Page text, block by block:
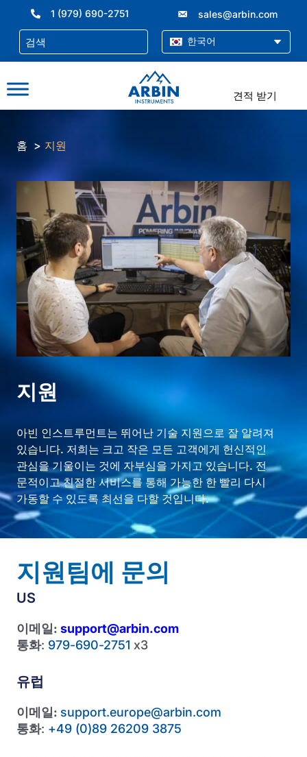
너
1 (979) 690-2751 sales@arbin.com
한국어
견적 받기
홈 지원
지원
아빈 인스트루먼트는 뛰어난 기술 지원으로 잘 알려져
있습니다. 저희는 크고 작은 모든 고객에게 헌신적인
관심을 기울이는 것에 자부심을 가지고 있습니다. 전
문적이고 친절한 서비스를 통해 가능한 한 빨리 다시
가동할 수 있도록 최선을 다할 것입니다.
지원팀에 문의
US
이메일: support@arbin.com
통화: 979-690-2751 x3
유럽
이메일: support.europe@arbin.com
통화: +49 (0)89 26209 3875